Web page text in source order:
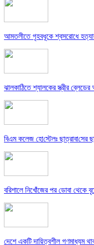
আমতলীতে গৃহবধূকে শ্বসরোধে
ঝালকাঠিতে শ্যালকের স্ত্রীর
বিএম কলে‌জ হো‌স্টেলঃ ছাত্রাবা‌সের
বরিশালে নিখোঁজের পর ডোবা থেকে
দেশে একটি দায়িত্বশীল গণমাধ্যম